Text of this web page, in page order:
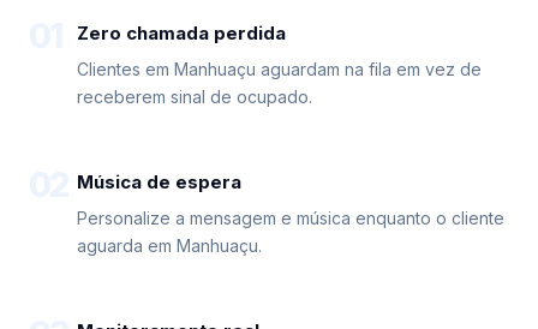
Zero chamada perdida
Clientes em Manhuaçu aguardam na fila em vez de
receberem sinal de ocupado.
Música de espera
Personalize a mensagem e música enquanto o cliente
aguarda em Manhuaçu.